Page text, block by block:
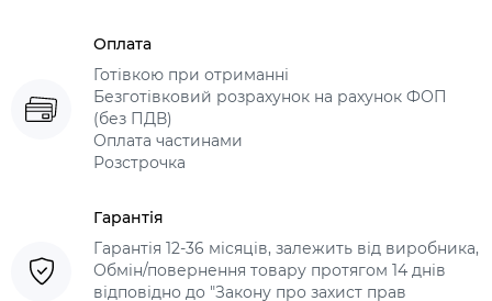
Оплата
Готівкою при отриманні
Безготівковий розрахунок на рахунок ФОП
(без ПДВ)
Оплата частинами
Розстрочка
Гарантія
Гарантія 12-36 місяців, залежить від виробника,
Обмін/повернення товару протягом 14 днів
відповідно до "Закону про захист прав